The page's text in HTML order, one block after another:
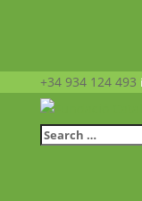
+34 934 124 493